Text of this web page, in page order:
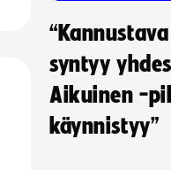
syntyy
Aikuinen -
käynnistyy”